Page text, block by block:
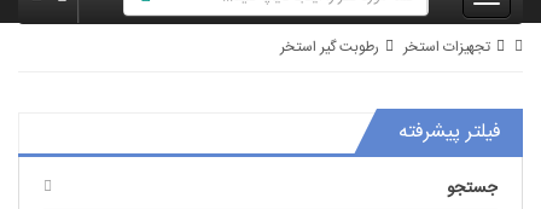
تجهیزات استخر رطوبت گیر استخر
فیلتر پیشرفته
جستجو